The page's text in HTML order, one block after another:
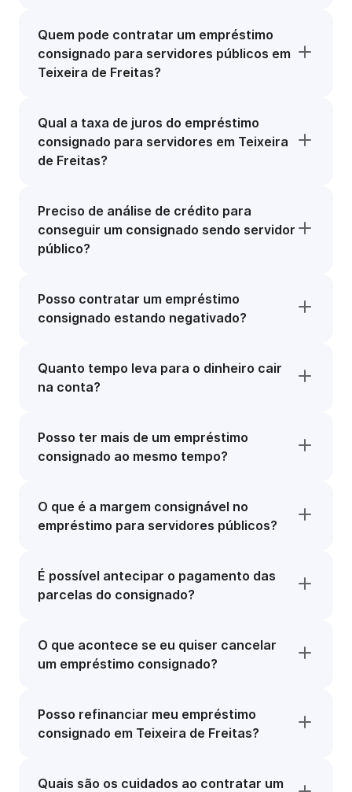
Quem pode contratar um empréstimo
consignado para servidores públicos em
Teixeira de Freitas?
Qual a taxa de juros do empréstimo
consignado para servidores em Teixeira
de Freitas?
Preciso de análise de crédito para
conseguir um consignado sendo servidor
público?
Posso contratar um empréstimo
consignado estando negativado?
Quanto tempo leva para o dinheiro cair
na conta?
Posso ter mais de um empréstimo
consignado ao mesmo tempo?
O que é a margem consignável no
empréstimo para servidores públicos?
É possível antecipar o pagamento das
parcelas do consignado?
O que acontece se eu quiser cancelar
um empréstimo consignado?
Posso refinanciar meu empréstimo
consignado em Teixeira de Freitas?
Quais são os cuidados ao contratar um